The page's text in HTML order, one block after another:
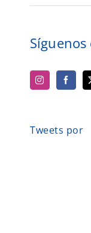
Síguenos
Tweets por